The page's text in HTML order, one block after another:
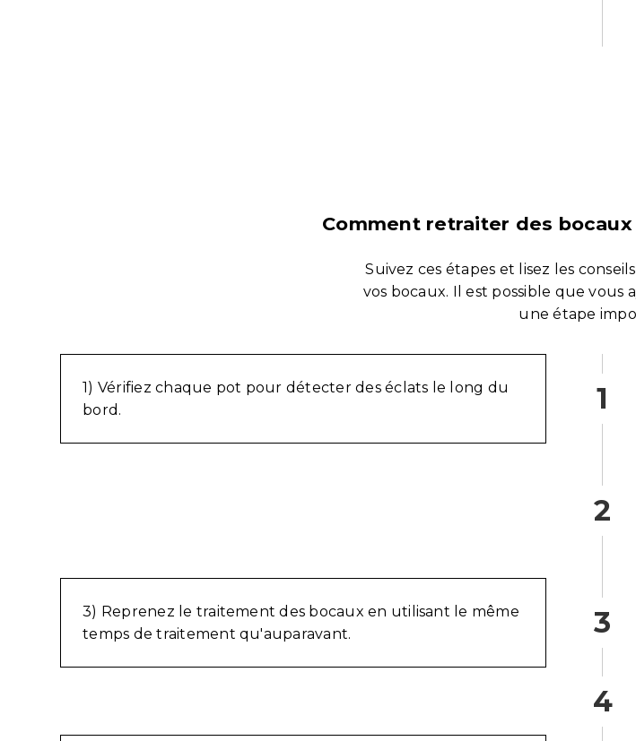
Comment retraiter des
Suivez ces étapes et lisez les
vos bocaux. Il est possible que vous
une étape
1
1) Vérifiez chaque pot pour détecter des éclats le long du
bord.
2
3
3) Reprenez le traitement des bocaux en utilisant le même
temps de traitement qu'auparavant.
4